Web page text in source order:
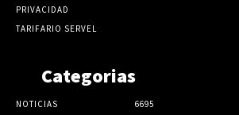
PRIVACIDAD
TARIFARIO SERVEL
Categorias
NOTICIAS 6695